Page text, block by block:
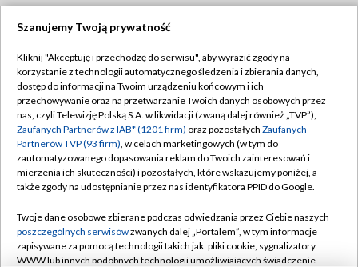
TVP
Abonament TVP
Emisja w TVP
Centrum informacji TVP
Naziemna Telewizja Cyfrowa
Rada Programowa
System NOS
Regulamin TVP
Polityka prywatności
Moje zgody
Pomoc
Kontakt
Szanujemy Twoją prywatność
Kliknij "Akceptuję i przechodzę do serwisu", aby wyrazić zgody na
korzystanie z technologii automatycznego śledzenia i zbierania danych,
dostęp do informacji na Twoim urządzeniu końcowym i ich
przechowywanie oraz na przetwarzanie Twoich danych osobowych przez
nas, czyli Telewizję Polską S.A. w likwidacji (zwaną dalej również „TVP”),
Zaufanych Partnerów z IAB* (1201 firm) oraz pozostałych Zaufanych
Partnerów TVP (93 firm), w celach marketingowych (w tym do
zautomatyzowanego dopasowania reklam do Twoich zainteresowań i
mierzenia ich skuteczności) i pozostałych, które wskazujemy poniżej, a
także zgody na udostępnianie przez nas identyfikatora PPID do Google.
Twoje dane osobowe zbierane podczas odwiedzania przez Ciebie naszych
poszczególnych serwisówzwanych dalej „Portalem”, w tym informacje
zapisywane za pomocą technologii takich jak: pliki cookie, sygnalizatory
WWW lub innych podobnych technologii umożliwiających świadczenie